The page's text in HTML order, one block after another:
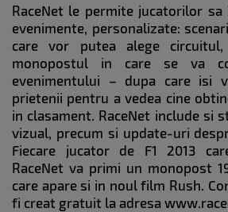
RaceNet le permite jucatorilor
evenimente, personalizate:
care vor putea alege
monopostul in care se va
evenimentului – dupa care isi
prietenii pentru a vedea cine
in clasament. RaceNet include si
vizual, precum si update-uri
Fiecare jucator de F1 2013
RaceNet va primi un monopost
care apare si in noul film Rush.
fi creat gratuit la adresa